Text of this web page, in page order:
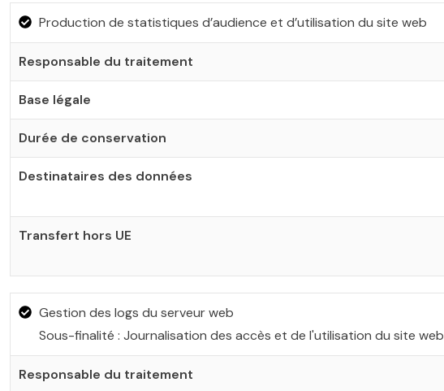
Production de statistiques d’audience et d’utilisation du site web
Responsable du traitement
Base légale
Durée de conservation
Destinataires des données
Transfert hors UE
Gestion des logs du serveur web
Sous-finalité : Journalisation des accès et de l'utilisation du site web
Responsable du traitement